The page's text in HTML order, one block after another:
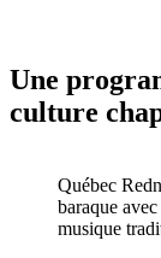
Une
culture
Québec
baraque
musique